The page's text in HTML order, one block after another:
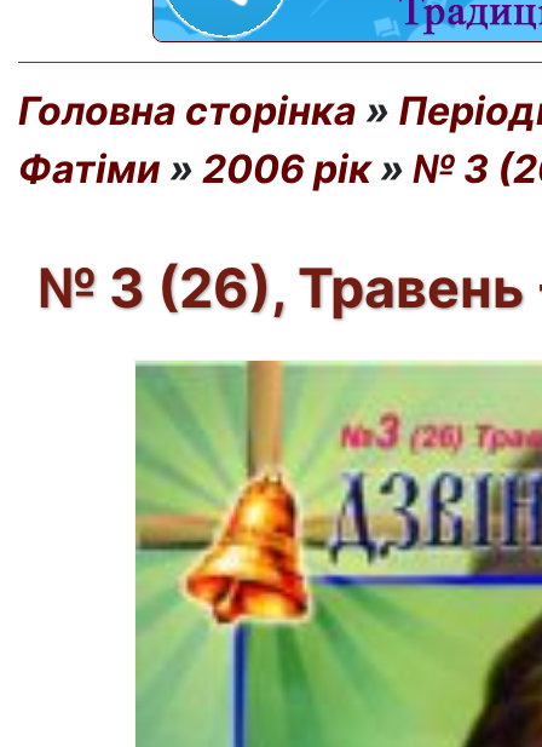
Головна сторінка »
Фатіми » 2006 рік» № 3
№ 3 (26), Травень